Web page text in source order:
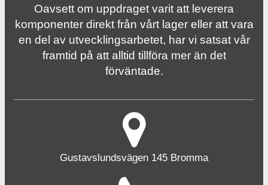
Oavsett om uppdraget varit att leverera
komponenter direkt från vårt lager eller att vara
en del av utvecklingsarbetet, har vi satsat vår
framtid på att alltid tillföra mer än det
förväntade.
Gustavslundsvägen 145 Bromma